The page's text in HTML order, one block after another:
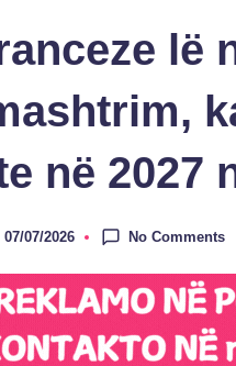
lë
në 2027
07/07/2026 No Comments